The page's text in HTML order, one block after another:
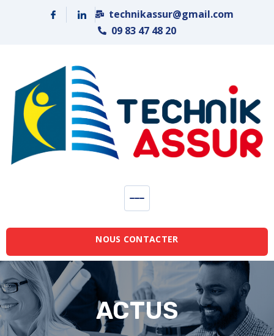
Panneau de gestion des cookiestechnikassur@gmail.com
09 83 47 48 20
NOUS CONTACTER
ACTUS